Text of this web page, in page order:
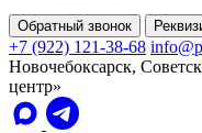
Обратный звонок
+7 (922) 121-38-68
Новочебоксарск,
центр»